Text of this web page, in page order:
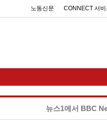
노동신문 CONNECT 서비
뉴스1에서 BBC